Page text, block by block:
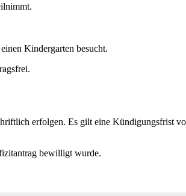
Kindergarten besucht.
erfolgen. Es gilt eine Kündigungsfrist
bewilligt wurde.